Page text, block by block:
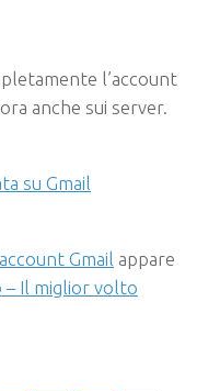
l’account
anche sui server.
su Gmail
Gmail appare
– Il miglior volto